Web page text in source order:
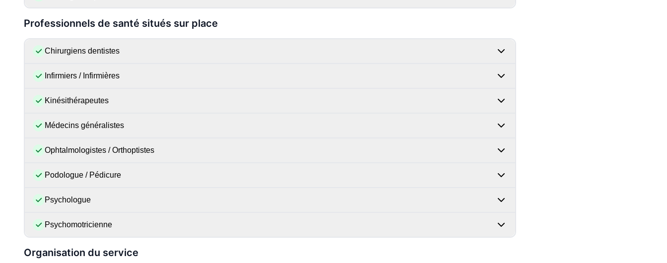
Professionnels de santé situés sur place
Chirurgiens dentistes
Infirmiers / Infirmières
Kinésithérapeutes
Médecins généralistes
Ophtalmologistes / Orthoptistes
Podologue / Pédicure
Psychologue
Psychomotricienne
Organisation du service